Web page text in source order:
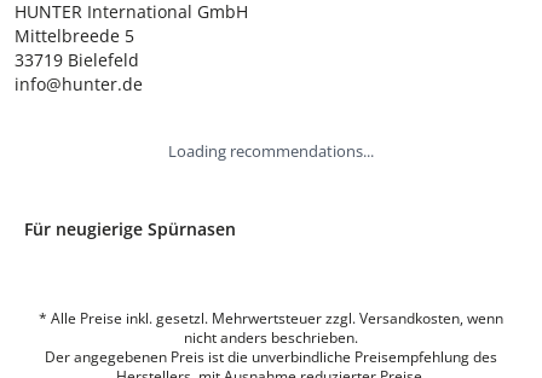
HUNTER International GmbH
Mittelbreede 5
33719 Bielefeld
info@hunter.de
Loading recommendations...
Für neugierige Spürnasen
* Alle Preise inkl. gesetzl. Mehrwertsteuer zzgl. Versandkosten, wenn
nicht anders beschrieben.
Der angegebenen Preis ist die unverbindliche Preisempfehlung des